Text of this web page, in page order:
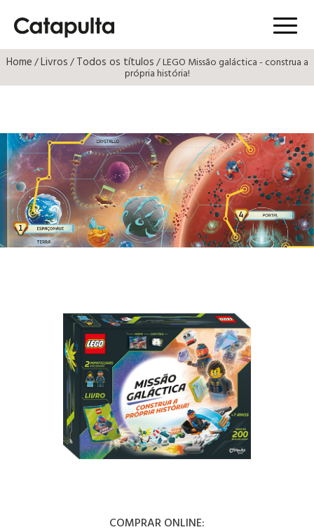
Menú
Home/Livros/Todos os títulos/ LEGO Missão galáctica - construa a
própria história!
COMPRAR ONLINE: